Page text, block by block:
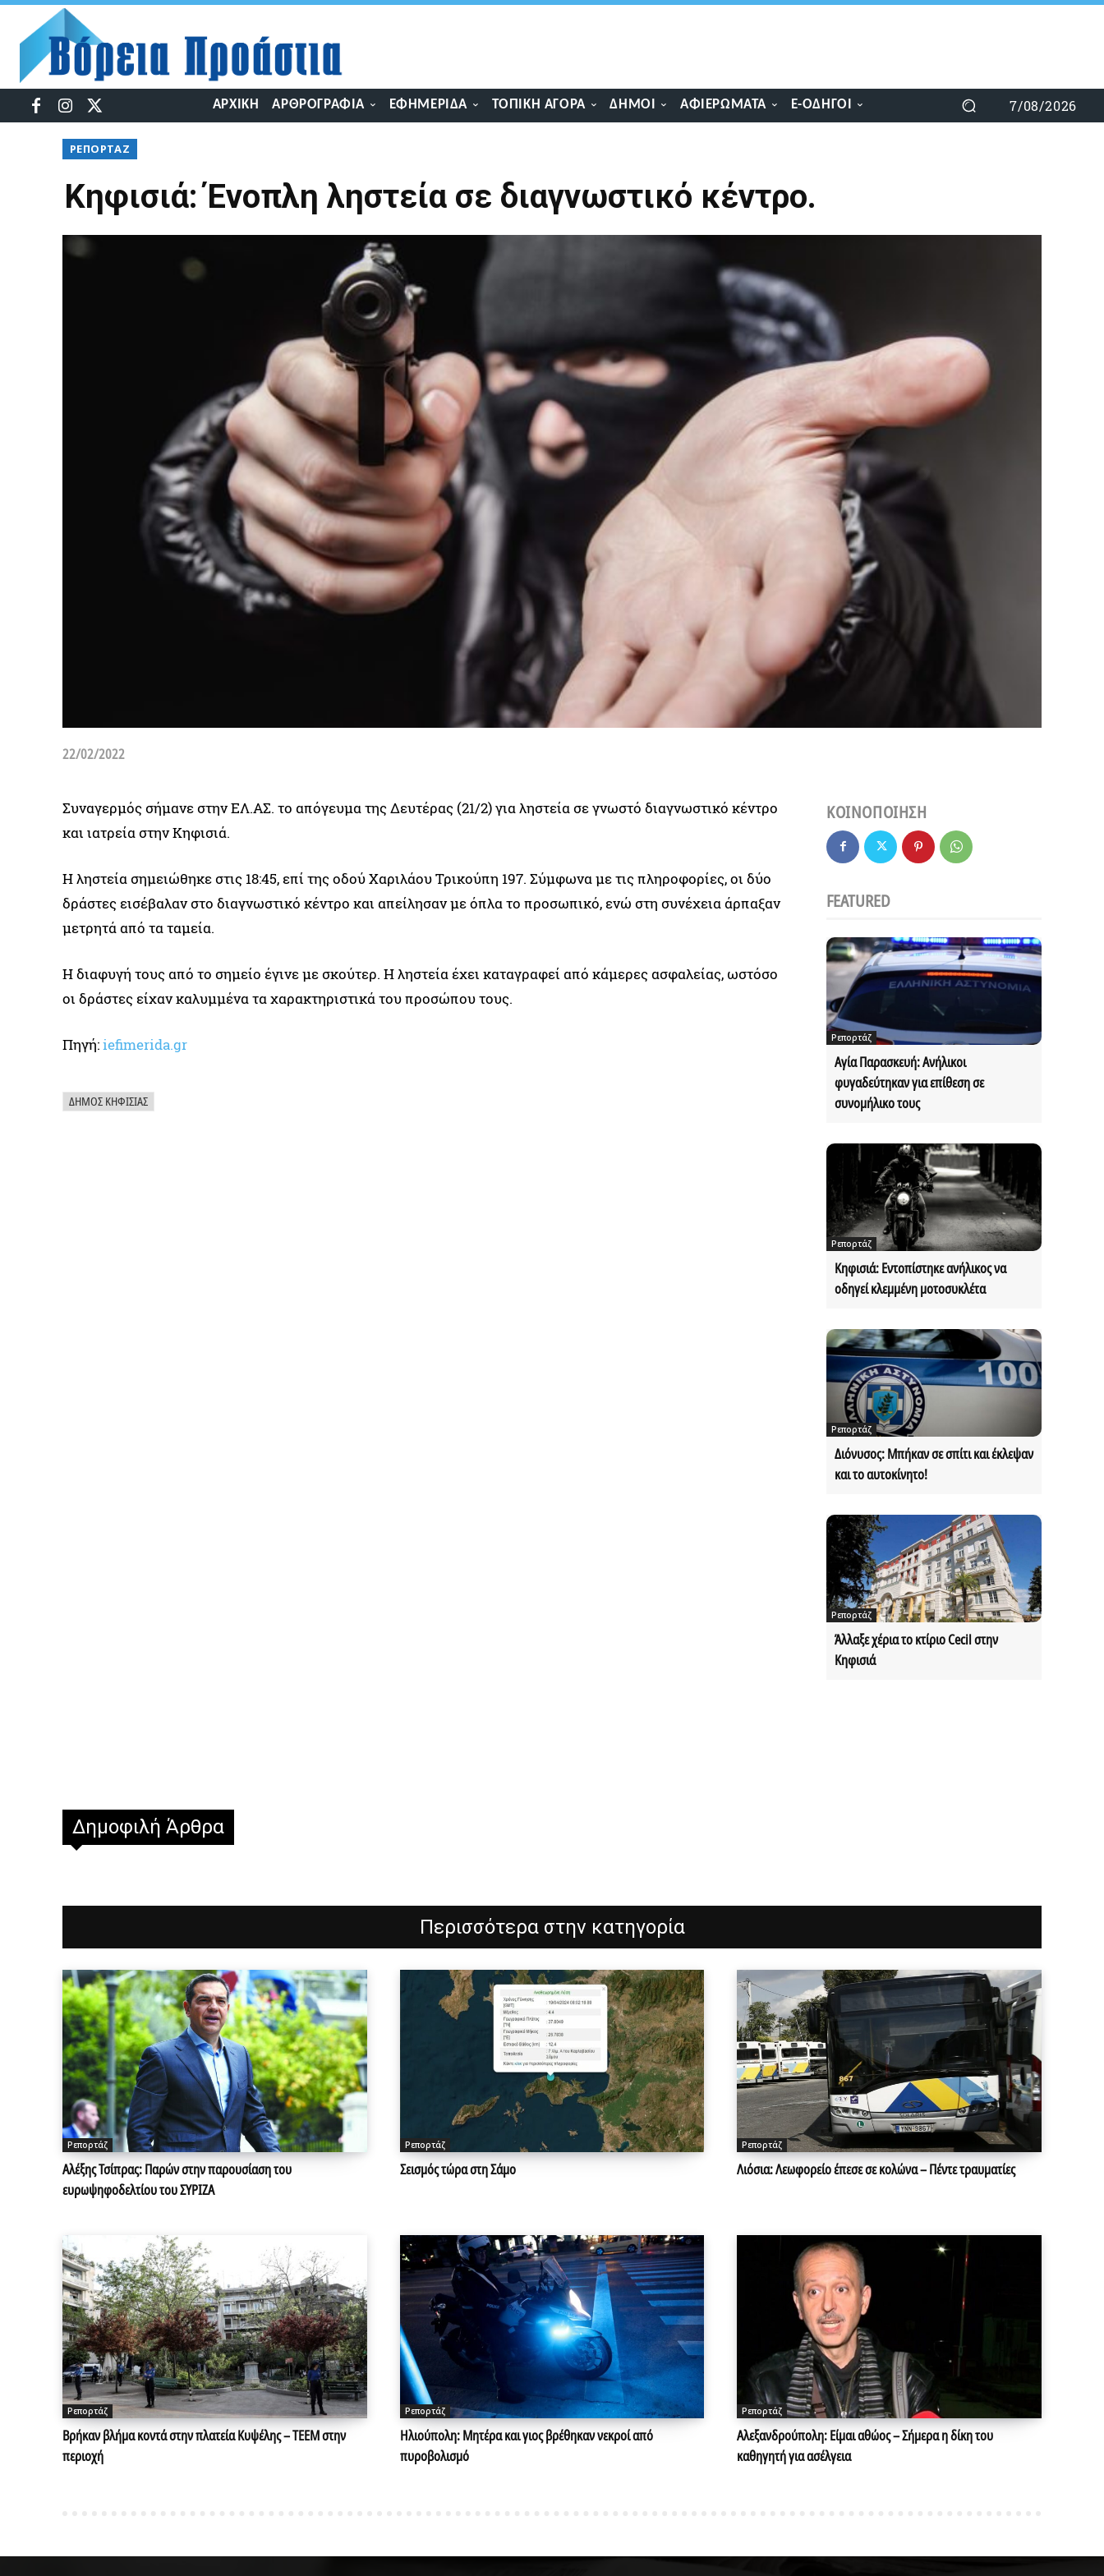
ΑΡΧΙΚΉ ΑΡΘΡΟΓΡΑΦΊΑ ΕΦΗΜΕΡΊΔΑ ΤΟΠΙΚΉ ΑΓΟΡΆ ΔΉΜΟΙ ΑΦΙΕΡΏΜΑΤΑ E-ΟΔΗΓΟΊ 7/08/2026
ΡΕΠΟΡΤΆΖ
Κηφισιά: Ένοπλη ληστεία σε διαγνωστικό κέντρο.
22/02/2022
Συναγερμός σήμανε στην ΕΛ.ΑΣ. το απόγευμα της Δευτέρας (21/2) για ληστεία σε γνωστό διαγνωστικό κέντρο
και ιατρεία στην Κηφισιά.
Η ληστεία σημειώθηκε στις 18:45, επί της οδού Χαριλάου Τρικούπη 197. Σύμφωνα με τις πληροφορίες, οι δύο
δράστες εισέβαλαν στο διαγνωστικό κέντρο και απείλησαν με όπλα το προσωπικό, ενώ στη συνέχεια άρπαξαν
μετρητά από τα ταμεία.
Η διαφυγή τους από το σημείο έγινε με σκούτερ. Η ληστεία έχει καταγραφεί από κάμερες ασφαλείας, ωστόσο
οι δράστες είχαν καλυμμένα τα χαρακτηριστικά του προσώπου τους.
Πηγή:iefimerida.gr
ΔΉΜΟΣ ΚΗΦΙΣΙΆΣ
ΚΟΙΝΟΠΟΙΗΣΗ
FEATURED
Ρεπορτάζ
Αγία Παρασκευή: Ανήλικοι
φυγαδεύτηκαν για επίθεση σε
συνομήλικο τους
Ρεπορτάζ
Κηφισιά: Εντοπίστηκε ανήλικος να
οδηγεί κλεμμένη μοτοσυκλέτα
Ρεπορτάζ
Διόνυσος: Μπήκαν σε σπίτι και έκλεψαν
και το αυτοκίνητο!
Ρεπορτάζ
Άλλαξε χέρια το κτίριο Cecil στην
Κηφισιά
Δημοφιλή Άρθρα
Περισσότερα στην κατηγορία
Ρεπορτάζ
Αλέξης Τσίπρας: Παρών στην παρουσίαση του
ευρωψηφοδελτίου του ΣΥΡΙΖΑ
Ρεπορτάζ
Σεισμός τώρα στη Σάμο
Ρεπορτάζ
Λιόσια: Λεωφορείο έπεσε σε κολώνα – Πέντε τραυματίες
Ρεπορτάζ
Βρήκαν βλήμα κοντά στην πλατεία Κυψέλης – ΤΕΕΜ στην
περιοχή
Ρεπορτάζ
Ηλιούπολη: Μητέρα και γιος βρέθηκαν νεκροί από
πυροβολισμό
Ρεπορτάζ
Αλεξανδρούπολη: Είμαι αθώος – Σήμερα η δίκη του
καθηγητή για ασέλγεια